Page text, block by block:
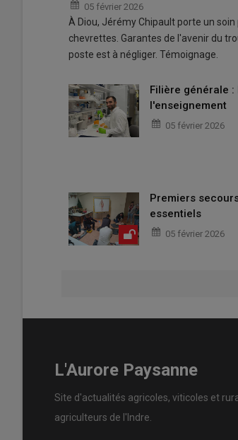
05 février 2026
À Diou, Jérémy Chipault porte un
chevrettes. Garantes de l'avenir du
poste est à négliger. Témoignage.
Filière générale
l'enseignement
05 février 2026
Premiers
essentiels
05 février 2026
L'Aurore Paysanne
Site d'actualités agricoles, viticoles et
agriculteurs de l'Indre.